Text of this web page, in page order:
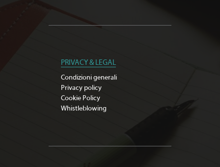
PRIVACY & LEGAL
Condizioni generali
Privacy policy
Cookie Policy
Whistleblowing